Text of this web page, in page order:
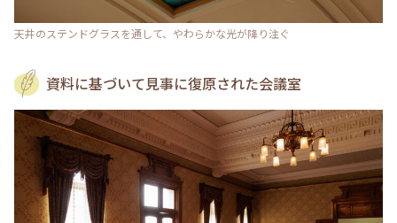
天井のステンドグラスを通して、やわらかな光が降り注ぐ
資料に基づいて見事に復原された会議室